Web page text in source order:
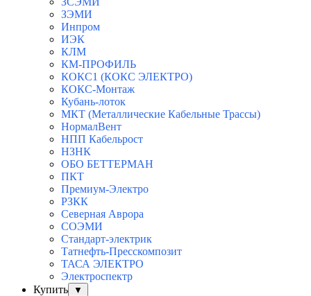
ЗЭМИ
Инпром
ИЭК
КЛМ
КМ-ПРОФИЛЬ
КОКС1 (КОКС ЭЛЕКТРО)
КОКС-Монтаж
Кубань-лоток
МКТ (Металлические Кабельные Трассы)
НормалВент
НПП Кабельрост
НЗНК
ОБО БЕТТЕРМАН
ПКТ
Премиум-Электро
РЗКК
Северная Аврора
СОЭМИ
Стандарт-электрик
Татнефть-Пресскомпозит
ТАСА ЭЛЕКТРО
Электроспектр
Купить
▼